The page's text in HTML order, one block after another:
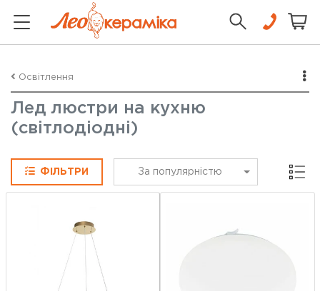
Освітлення
Лед люстри на кухню
(світлодіодні)
ФІЛЬТРИ За популярністю Сітка